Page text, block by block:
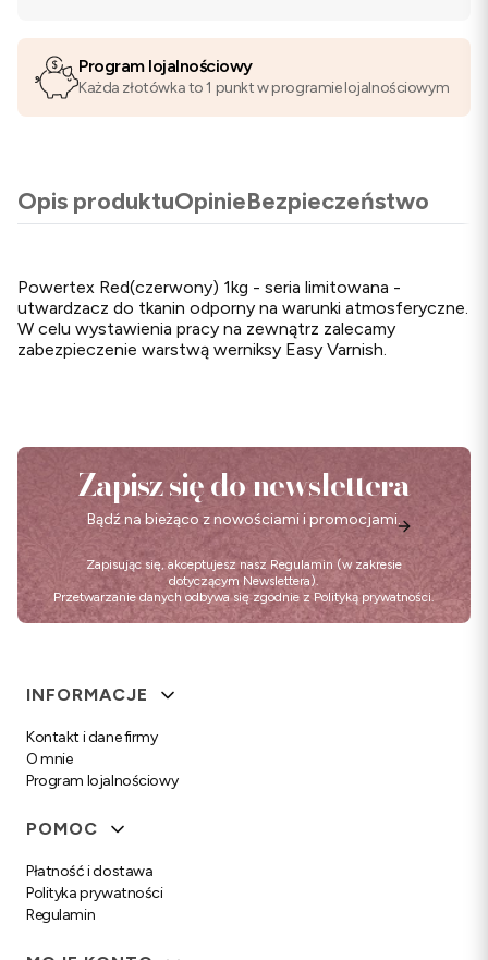
Program lojalnościowy
Każda złotówka to 1 punkt w programie lojalnościowym
Opis produktuOpinieBezpieczeństwo
Powertex Red(czerwony) 1kg - seria limitowana -
utwardzacz do tkanin odporny na warunki atmosferyczne.
W celu wystawienia pracy na zewnątrz zalecamy
zabezpieczenie warstwą werniksy Easy Varnish.
Zapisz się do newslettera
Bądź na bieżąco z nowościami i promocjami.
Zapisując się, akceptujesz nasz Regulamin (w zakresie
dotyczącym Newslettera).
Przetwarzanie danych odbywa się zgodnie z Polityką prywatności.
Linki w stopce
INFORMACJE
Kontakt i dane firmy
O mnie
Program lojalnościowy
POMOC
Płatność i dostawa
Polityka prywatności
Regulamin